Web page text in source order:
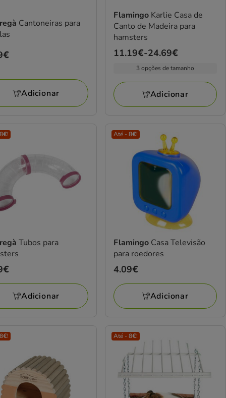
Cantoneiras para
Adicionar
Flamingo Karlie Casa de
Canto de Madeira para
hamsters
Preço
a
24.69€
11.19€-24.69€
3 opções de tamanho
Adicionar
Tubos para
Adicionar
Até - 8€!
Flamingo Casa Televisão
para roedores
Preço
4.09€
4.09€
Adicionar
Até - 8€!